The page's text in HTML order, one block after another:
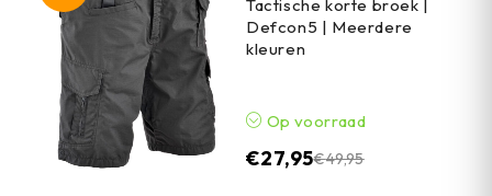
Tactische korte broek |
Defcon5 | Meerdere
kleuren
Op voorraad
€49,95
€27,95